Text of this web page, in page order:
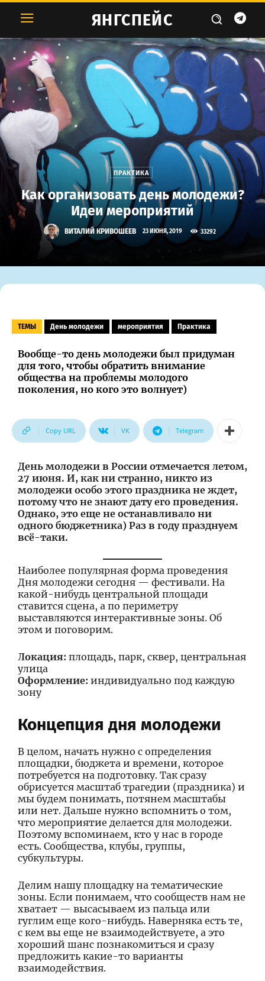
ЯНГСПЕЙС
ПРАКТИКА
Как организовать день молодежи?
Идеи мероприятий
ВИТАЛИЙ КРИВОШЕЕВ 23 ИЮНЯ, 2019 33292
ТЕМЫ День молодежи мероприятия Практика
Вообще-то день молодежи был придуман
для того, чтобы обратить внимание
общества на проблемы молодого
поколения, но кого это волнует)
Copy URL VK Telegram
День молодежи в России отмечается летом,
27 июня. И, как ни странно, никто из
молодежи особо этого праздника не ждет,
потому что не знают дату его проведения.
Однако, это еще не останавливало ни
одного бюджетника) Раз в году празднуем
всё-таки.
Наиболее популярная форма проведения
Дня молодежи сегодня — фестивали. На
какой-нибудь центральной площади
ставится сцена, а по периметру
выставляются интерактивные зоны. Об
этом и поговорим.
Локация: площадь, парк, сквер, центральная
улица
Оформление: индивидуально под каждую
зону
Концепция дня молодежи
В целом, начать нужно с определения
площадки, бюджета и времени, которое
потребуется на подготовку. Так сразу
обрисуется масштаб трагедии (праздника) и
мы будем понимать, потянем масштабы
или нет. Дальше нужно вспомнить о том,
что мероприятие делается для молодежи.
Поэтому вспоминаем, кто у нас в городе
есть. Сообщества, клубы, группы,
субкультуры.
Делим нашу площадку на тематические
зоны. Если понимаем, что сообществ нам не
хватает — высасываем из пальца или
гуглим еще кого-нибудь. Наверняка есть те,
с кем вы еще не взаимодействуете, а это
хороший шанс познакомиться и сразу
предложить какие-то варианты
взаимодействия.